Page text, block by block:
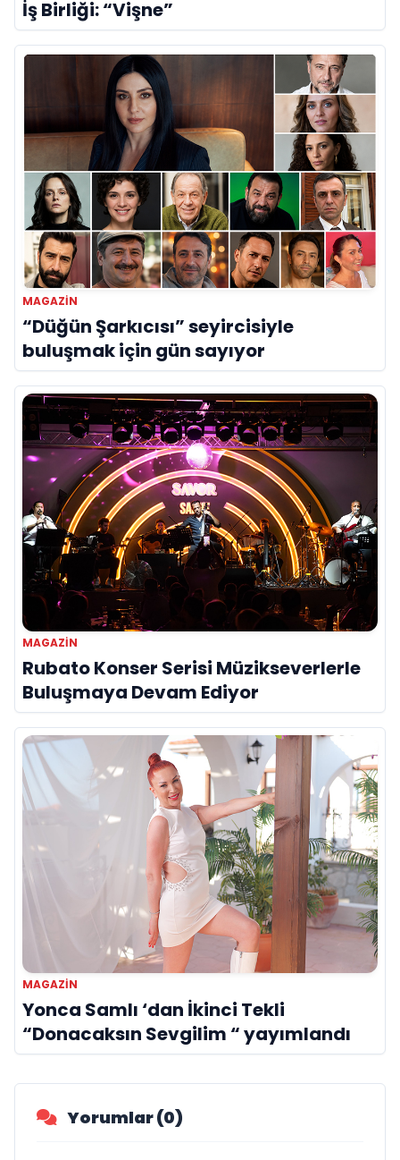
İş Birliği: “Vişne”
MAGAZIN
“Düğün Şarkıcısı” seyircisiyle
buluşmak için gün sayıyor
MAGAZIN
Rubato Konser Serisi Müzikseverlerle
Buluşmaya Devam Ediyor
MAGAZIN
Yonca Samlı ‘dan İkinci Tekli
“Donacaksın Sevgilim “ yayımlandı
Yorumlar (0)